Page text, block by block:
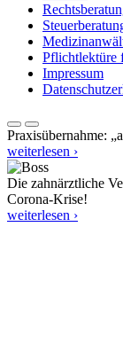
Pflichtlektüre
Impressum
Praxisübernahme:
weiterlesen ›
Die zahnärztliche
Corona-Krise!
weiterlesen ›